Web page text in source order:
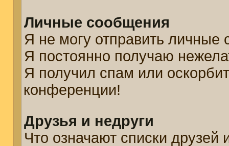
Личные сообщения
Я не могу отправить личные
Я постоянно получаю
Я получил спам или
конференции!
Друзья и недруги
Что означают списки друзей